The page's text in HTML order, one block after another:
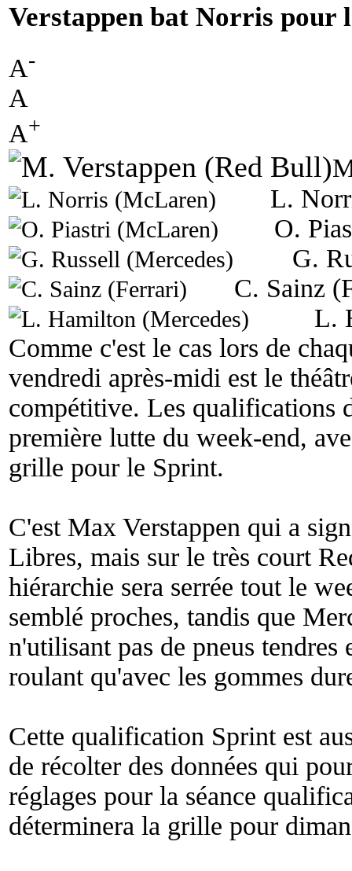
Verstappen bat Norris pour
A-
A
A+
L.
O.
G.
C. Sainz
L.
Comme c'est le cas lors de
vendredi après-midi est le
compétitive. Les qualifications
première lutte du week-end,
grille pour le Sprint.
C'est Max Verstappen qui a
Libres, mais sur le très court
hiérarchie sera serrée tout le
semblé proches, tandis que
n'utilisant pas de pneus tendres
roulant qu'avec les gommes
Cette qualification Sprint est
de récolter des données qui
réglages pour la séance
déterminera la grille pour